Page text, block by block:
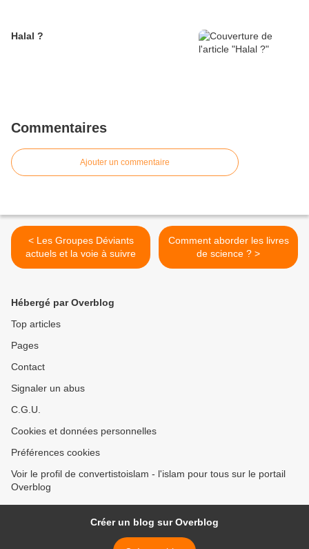
Halal ?
Commentaires
Ajouter un commentaire
< Les Groupes Déviants
actuels et la voie à suivre
Comment aborder les livres
de science ? >
Hébergé par Overblog
Top articles
Pages
Contact
Signaler un abus
C.G.U.
Cookies et données personnelles
Préférences cookies
Voir le profil de convertistoislam - l'islam pour tous sur le portail
Overblog
Créer un blog sur Overblog